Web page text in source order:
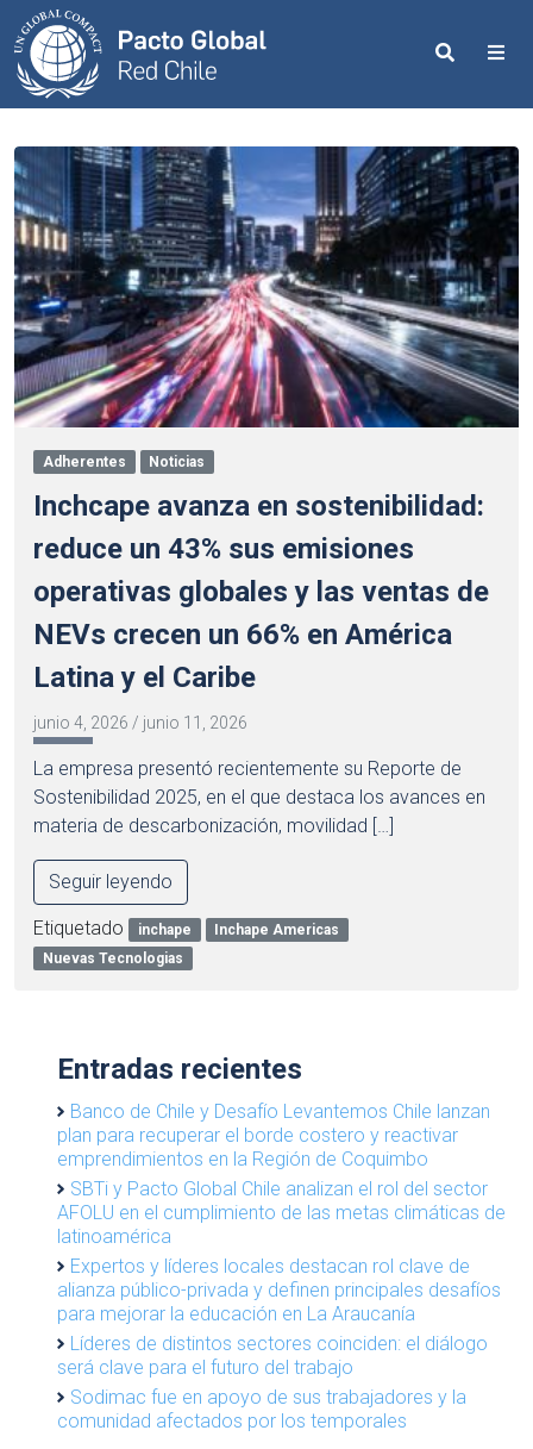
Search
Adherentes Noticias
Inchcape avanza en sostenibilidad:
reduce un 43% sus emisiones
operativas globales y las ventas de
NEVs crecen un 66% en América
Latina y el Caribe
junio 4, 2026 / junio 11, 2026
La empresa presentó recientemente su Reporte de
Sostenibilidad 2025, en el que destaca los avances en
materia de descarbonización, movilidad […]
Seguir leyendo
Etiquetado inchape
Inchape Americas
Nuevas Tecnologias
Entradas recientes
Banco de Chile y Desafío Levantemos Chile lanzan
plan para recuperar el borde costero y reactivar
emprendimientos en la Región de Coquimbo
SBTi y Pacto Global Chile analizan el rol del sector
AFOLU en el cumplimiento de las metas climáticas de
latinoamérica
Expertos y líderes locales destacan rol clave de
alianza público-privada y definen principales desafíos
para mejorar la educación en La Araucanía
Líderes de distintos sectores coinciden: el diálogo
será clave para el futuro del trabajo
Sodimac fue en apoyo de sus trabajadores y la
comunidad afectados por los temporales